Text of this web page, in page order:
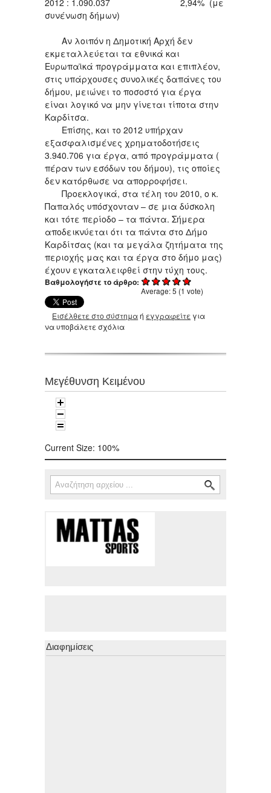
2012 : 1.090.037 2,94% (με
συνένωση δήμων)
Αν λοιπόν η Δημοτική Αρχή δεν
εκμεταλλεύεται τα εθνικά και
Ευρωπαϊκά προγράμματα και επιπλέον,
στις υπάρχουσες συνολικές δαπάνες του
δήμου, μειώνει το ποσοστό για έργα
είναι λογικό να μην γίνεται τίποτα στην
Καρδίτσα.
Επίσης, και το 2012 υπήρχαν
εξασφαλισμένες χρηματοδοτήσεις
3.940.706 για έργα, από προγράμματα (
πέραν των εσόδων του δήμου), τις οποίες
δεν κατόρθωσε να απορροφήσει.
Προεκλογικά, στα τέλη του 2010, ο κ.
Παπαλός υπόσχονταν – σε μια δύσκολη
και τότε περίοδο – τα πάντα. Σήμερα
αποδεικνύεται ότι τα πάντα στο Δήμο
Καρδίτσας (και τα μεγάλα ζητήματα της
περιοχής μας και τα έργα στο δήμο μας)
έχουν εγκαταλειφθεί στην τύχη τους.
Βαθμολογήστε το άρθρο:
Average:5 (1 vote)
Εισέλθετε στο σύστημαή εγγραφείτε για
να υποβάλετε σχόλια
Μεγέθυνση Κειμένου
Current Size: 100%
Φόρμα αναζήτησης
Αναζήτηση
Διαφημίσεις